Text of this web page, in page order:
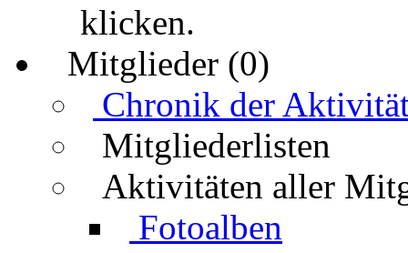
klicken.
Mitglieder (0)
Chronik der
Mitgliederlisten
Aktivitäten aller
Fotoalben